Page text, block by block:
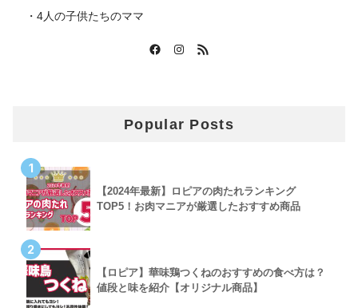
・4人の子供たちのママ
Popular Posts
1
【2024年最新】ロピアの肉たれランキング
TOP5！お肉マニアが厳選したおすすめ商品
2
【ロピア】華味鶏つくねのおすすめの食べ方は？
値段と味を紹介【オリジナル商品】